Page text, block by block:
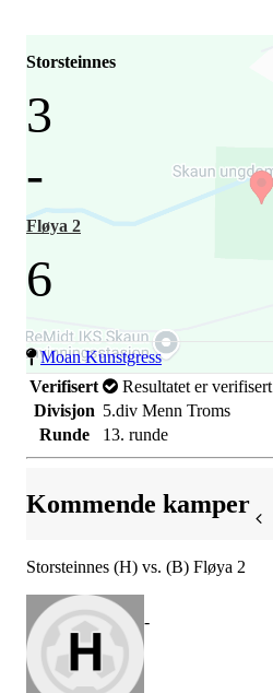
Storsteinnes
3
-
Fløya 2
6
Moan Kunstgress
Verifisert
Resultatet er verifisert
Divisjon 5.div Menn Troms
Runde
13. runde
Kommende kamper
Storsteinnes (H) vs. (B) Fløya 2
-